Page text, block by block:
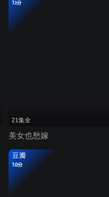
7.1分
21集全
美女也愁嫁
豆瓣
7.0分